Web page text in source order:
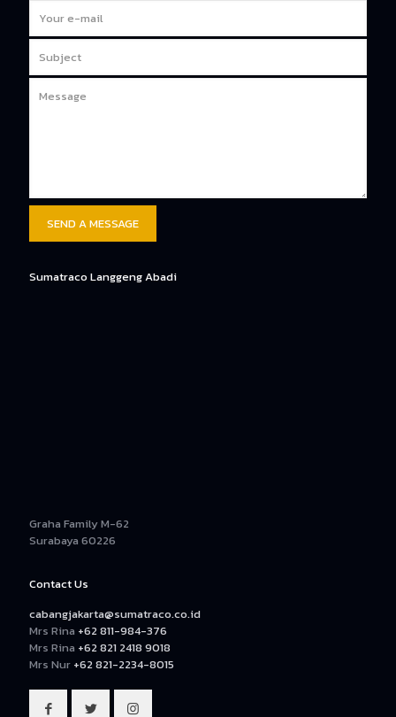
Sumatraco Langgeng Abadi
Graha Family M-62
Surabaya 60226
Contact Us
cabangjakarta@sumatraco.co.id
Mrs Rina +62 811-984-376
Mrs Rina +62 821 2418 9018
Mrs Nur +62 821-2234-8015